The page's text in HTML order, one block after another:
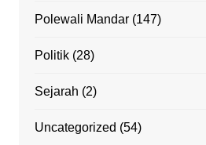
Polewali Mandar(147)
Politik(28)
Sejarah (2)
Uncategorized (54)